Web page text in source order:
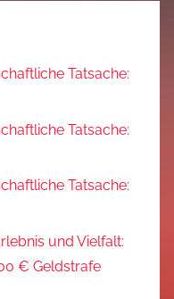
Tatsache:
Tatsache:
Tatsache:
und Vielfalt:
€ Geldstrafe